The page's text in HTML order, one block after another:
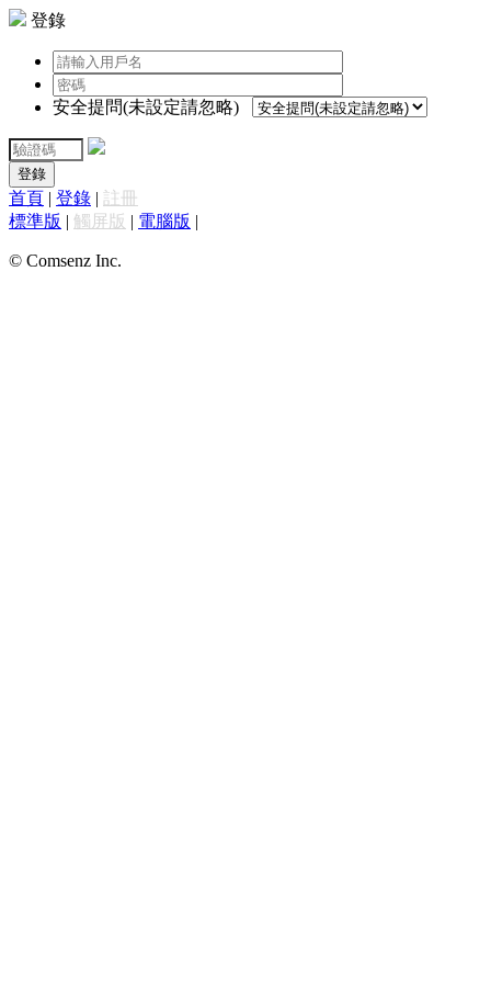
登錄
安全提問(未設定請忽略)
登錄
首頁 | 登錄 | 註冊
標準版 | 觸屏版 | 電腦版 |
© Comsenz Inc.